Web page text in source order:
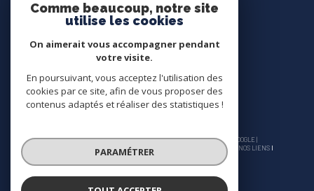
© 2026 | TOUS DROITS RÉSERVÉS | TRADUCTION POWERED BY GOOGLE |
PLAN DU SITE MENTIONS LÉGALES ADMIN
NOS LIENS
POLITIQUE RGPD
Comme beaucoup, notre site
utilise les cookies
On aimerait vous accompagner pendant
votre visite.
En poursuivant, vous acceptez l'utilisation des
cookies par ce site, afin de vous proposer des
contenus adaptés et réaliser des statistiques !
PARAMÉTRER